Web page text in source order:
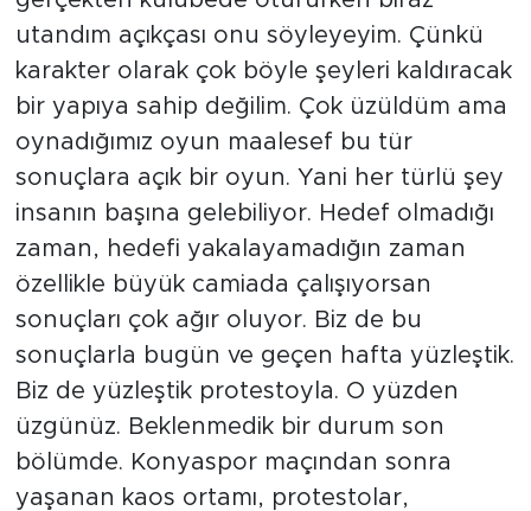
utandım açıkçası onu söyleyeyim. Çünkü
karakter olarak çok böyle şeyleri kaldıracak
bir yapıya sahip değilim. Çok üzüldüm ama
oynadığımız oyun maalesef bu tür
sonuçlara açık bir oyun. Yani her türlü şey
insanın başına gelebiliyor. Hedef olmadığı
zaman, hedefi yakalayamadığın zaman
özellikle büyük camiada çalışıyorsan
sonuçları çok ağır oluyor. Biz de bu
sonuçlarla bugün ve geçen hafta yüzleştik.
Biz de yüzleştik protestoyla. O yüzden
üzgünüz. Beklenmedik bir durum son
bölümde. Konyaspor maçından sonra
yaşanan kaos ortamı, protestolar,